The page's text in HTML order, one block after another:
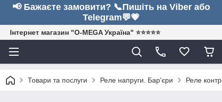
📢 Бажаєте замовити? 📞Пишіть на Viber або
Telegram💬💗
Інтернет магазин "O-MEGA Україна" ⭐⭐⭐⭐⭐
Товари та послуги Реле напруги. Бар'єри Реле